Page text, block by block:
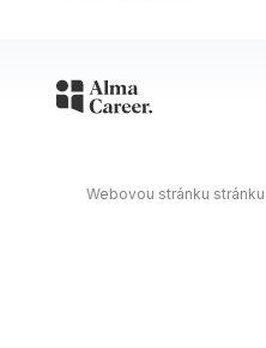
Webovou stránku